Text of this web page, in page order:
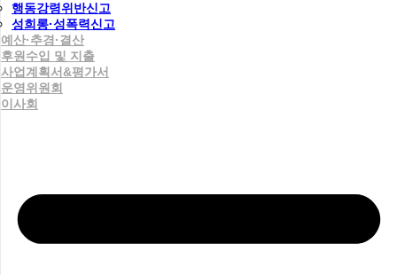
행동강령위반신고
성희롱·성폭력신고
예산·추경·결산
후원수입 및 지출
사업계획서&평가서
운영위원회
이사회